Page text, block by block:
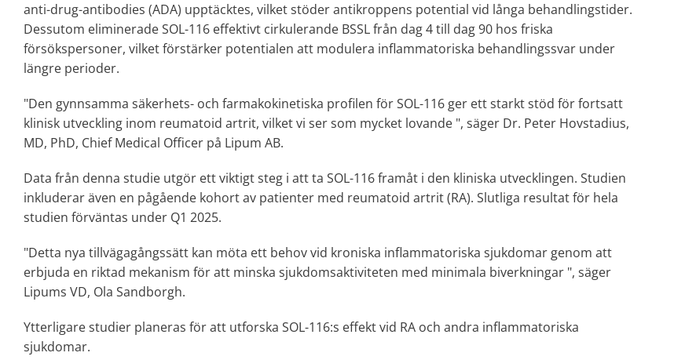
anti-drug-antibodies (ADA) upptäcktes, vilket stöder antikroppens potential vid långa behandlingstider.
Dessutom eliminerade SOL-116 effektivt cirkulerande BSSL från dag 4 till dag 90 hos friska
försökspersoner, vilket förstärker potentialen att modulera inflammatoriska behandlingssvar under
längre perioder.
"Den gynnsamma säkerhets- och farmakokinetiska profilen för SOL-116 ger ett starkt stöd för fortsatt
klinisk utveckling inom reumatoid artrit, vilket vi ser som mycket lovande ", säger Dr. Peter Hovstadius,
MD, PhD, Chief Medical Officer på Lipum AB.
Data från denna studie utgör ett viktigt steg i att ta SOL-116 framåt i den kliniska utvecklingen. Studien
inkluderar även en pågående kohort av patienter med reumatoid artrit (RA). Slutliga resultat för hela
studien förväntas under Q1 2025.
"Detta nya tillvägagångssätt kan möta ett behov vid kroniska inflammatoriska sjukdomar genom att
erbjuda en riktad mekanism för att minska sjukdomsaktiviteten med minimala biverkningar ", säger
Lipums VD, Ola Sandborgh.
Ytterligare studier planeras för att utforska SOL-116:s effekt vid RA och andra inflammatoriska
sjukdomar.